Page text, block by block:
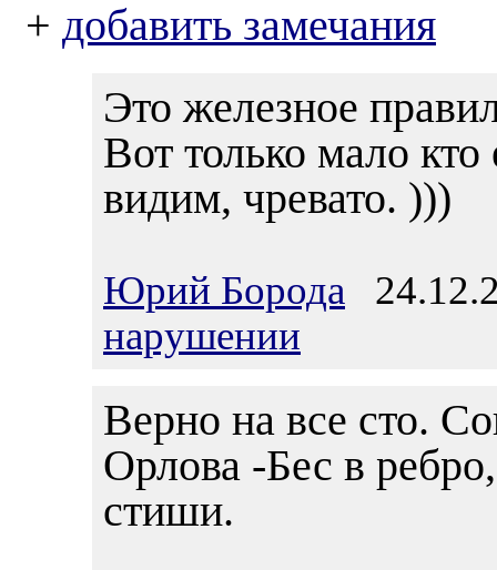
+ добавить замечания
Это железное
Вот только мало
видим, чревато. )))
Юрий Борода
нарушении
Верно на все сто.
Орлова -Бес в
стиши.